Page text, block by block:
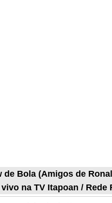
de Bola (Amigos de
na TV Itapoan / Rede